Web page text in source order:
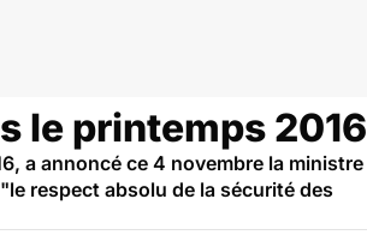
le printemps 2016
a annoncé ce 4 novembre la ministre
respect absolu de la sécurité des